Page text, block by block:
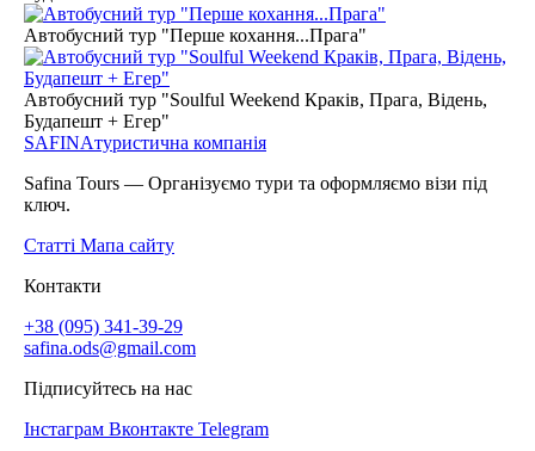
Автобусний тур "Перше кохання...Прага"
Автобусний тур "Soulful Weekend Краків, Прага, Відень,
Будапешт + Егер"
SAFINAтуристична компанія
Safina Tours — Організуємо тури та оформляємо візи під
ключ.
Статті Мапа сайту
Контакти
+38 (095) 341-39-29
safina.ods@gmail.com
Підписуйтесь на нас
Інстаграм Вконтакте Telegram